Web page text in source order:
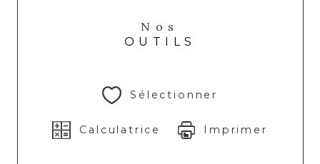
Nos
OUTILS
Sélectionner
Calculatrice Imprimer